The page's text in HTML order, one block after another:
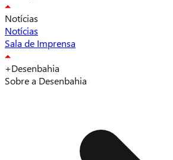
Notícias
Notícias
Sala de Imprensa
+Desenbahia
Sobre a Desenbahia